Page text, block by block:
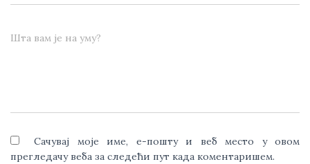
Шта вам је на уму?
Сачувај моје име, е-пошту и веб место у овом
прегледачу веба за следећи пут када коментаришем.